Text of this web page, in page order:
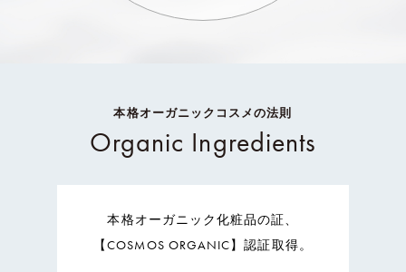
本格オーガニックコスメの法則
Organic Ingredients
本格オーガニック化粧品の証、
【COSMOS ORGANIC】認証取得。